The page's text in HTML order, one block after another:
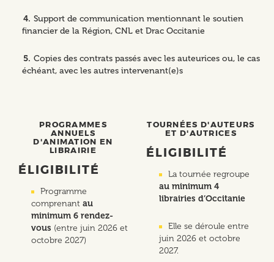
Support de communication mentionnant le soutien
financier de la Région, CNL et Drac Occitanie
Copies des contrats passés avec les auteurices ou, le cas
échéant, avec les autres intervenant(e)s
PROGRAMMES
ANNUELS
D'ANIMATION EN
LIBRAIRIE
ÉLIGIBILITÉ
Programme
comprenant au
minimum 6 rendez-
vous (entre juin 2026 et
octobre 2027)
TOURNÉES D'AUTEURS
ET D'AUTRICES
ÉLIGIBILITÉ
La tournée regroupe
au minimum 4
librairies d’Occitanie
Elle se déroule entre
juin 2026 et octobre
2027.